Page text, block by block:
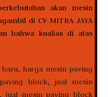
akan mesin
di CV MITRA JAYA
bahwa kualias di atas